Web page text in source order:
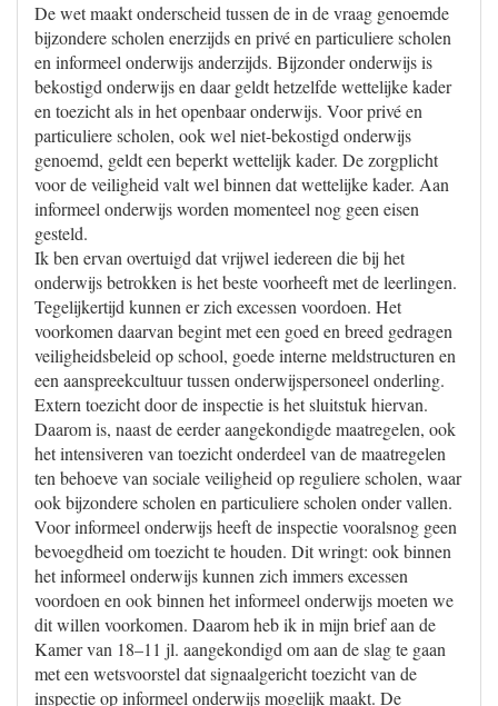
De wet maakt onderscheid tussen de in de vraag genoemde
bijzondere scholen enerzijds en privé en particuliere scholen
en informeel onderwijs anderzijds. Bijzonder onderwijs is
bekostigd onderwijs en daar geldt hetzelfde wettelijke kader
en toezicht als in het openbaar onderwijs. Voor privé en
particuliere scholen, ook wel niet-bekostigd onderwijs
genoemd, geldt een beperkt wettelijk kader. De zorgplicht
voor de veiligheid valt wel binnen dat wettelijke kader. Aan
informeel onderwijs worden momenteel nog geen eisen
gesteld.
Ik ben ervan overtuigd dat vrijwel iedereen die bij het
onderwijs betrokken is het beste voorheeft met de leerlingen.
Tegelijkertijd kunnen er zich excessen voordoen. Het
voorkomen daarvan begint met een goed en breed gedragen
veiligheidsbeleid op school, goede interne meldstructuren en
een aanspreekcultuur tussen onderwijspersoneel onderling.
Extern toezicht door de inspectie is het sluitstuk hiervan.
Daarom is, naast de eerder aangekondigde maatregelen, ook
het intensiveren van toezicht onderdeel van de maatregelen
ten behoeve van sociale veiligheid op reguliere scholen, waar
ook bijzondere scholen en particuliere scholen onder vallen.
Voor informeel onderwijs heeft de inspectie vooralsnog geen
bevoegdheid om toezicht te houden. Dit wringt: ook binnen
het informeel onderwijs kunnen zich immers excessen
voordoen en ook binnen het informeel onderwijs moeten we
dit willen voorkomen. Daarom heb ik in mijn brief aan de
Kamer van 18–11 jl. aangekondigd om aan de slag te gaan
met een wetsvoorstel dat signaalgericht toezicht van de
inspectie op informeel onderwijs mogelijk maakt. De